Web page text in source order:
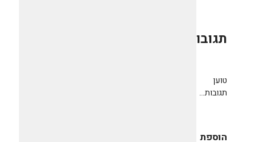
תגובות
טוען
תגובות...
הוספת